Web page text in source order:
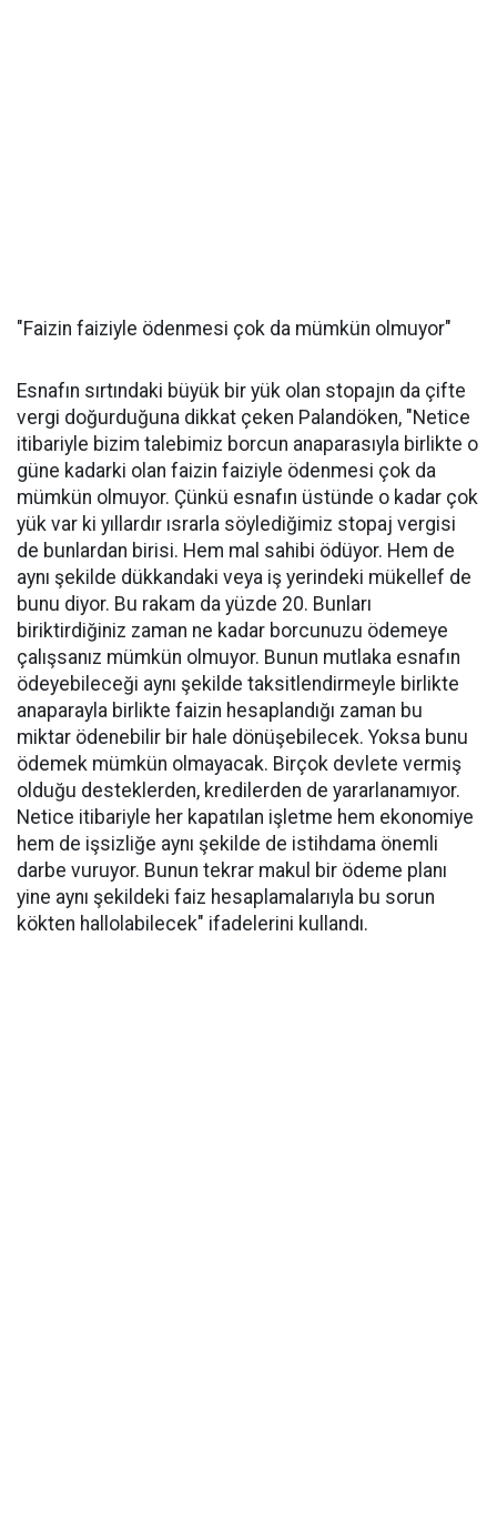
"Faizin faiziyle ödenmesi çok da mümkün olmuyor"
Esnafın sırtındaki büyük bir yük olan stopajın da çifte
vergi doğurduğuna dikkat çeken Palandöken, "Netice
itibariyle bizim talebimiz borcun anaparasıyla birlikte o
güne kadarki olan faizin faiziyle ödenmesi çok da
mümkün olmuyor. Çünkü esnafın üstünde o kadar çok
yük var ki yıllardır ısrarla söylediğimiz stopaj vergisi
de bunlardan birisi. Hem mal sahibi ödüyor. Hem de
aynı şekilde dükkandaki veya iş yerindeki mükellef de
bunu diyor. Bu rakam da yüzde 20. Bunları
biriktirdiğiniz zaman ne kadar borcunuzu ödemeye
çalışsanız mümkün olmuyor. Bunun mutlaka esnafın
ödeyebileceği aynı şekilde taksitlendirmeyle birlikte
anaparayla birlikte faizin hesaplandığı zaman bu
miktar ödenebilir bir hale dönüşebilecek. Yoksa bunu
ödemek mümkün olmayacak. Birçok devlete vermiş
olduğu desteklerden, kredilerden de yararlanamıyor.
Netice itibariyle her kapatılan işletme hem ekonomiye
hem de işsizliğe aynı şekilde de istihdama önemli
darbe vuruyor. Bunun tekrar makul bir ödeme planı
yine aynı şekildeki faiz hesaplamalarıyla bu sorun
kökten hallolabilecek" ifadelerini kullandı.